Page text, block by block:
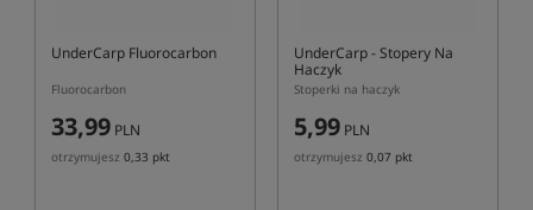
UnderCarp Fluorocarbon
Fluorocarbon
33,99 PLN
otrzymujesz 0,33 pkt
UnderCarp- Stopery Na
Haczyk
Stoperki na haczyk
5,99 PLN
otrzymujesz 0,07 pkt